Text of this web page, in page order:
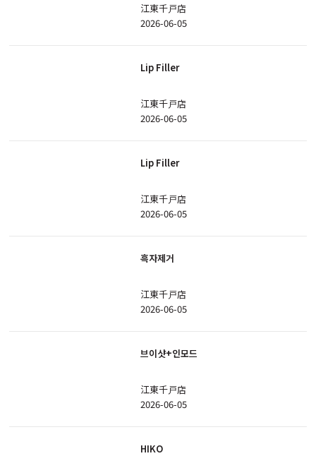
江東千戸店
2026-06-05
Lip Filler
江東千戸店
2026-06-05
Lip Filler
江東千戸店
2026-06-05
흑자제거
江東千戸店
2026-06-05
브이샷+인모드
江東千戸店
2026-06-05
HIKO